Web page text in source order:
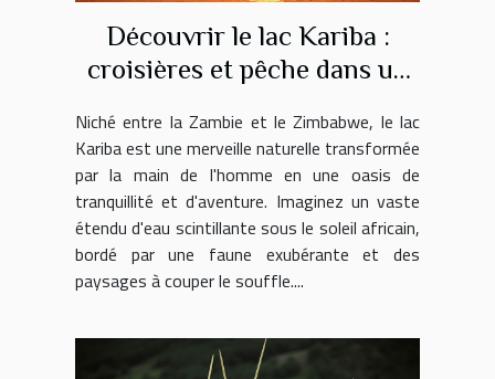
Découvrir le lac Kariba :
croisières et pêche dans un
Niché entre la Zambie et le Zimbabwe, le lac
Kariba est une merveille naturelle transformée
par la main de l'homme en une oasis de
tranquillité et d'aventure. Imaginez un vaste
étendu d'eau scintillante sous le soleil africain,
bordé par une faune exubérante et des
paysages à couper le souffle....